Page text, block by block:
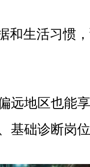
和生活习惯
远地区也能
基础诊断岗